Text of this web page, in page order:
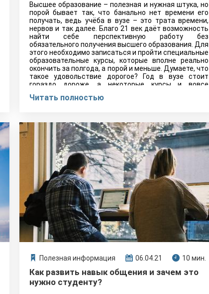
Высшее образование – полезная и нужная штука, но
порой бывает так, что банально нет времени его
получать, ведь учёба в вузе – это трата времени,
нервов и так далее. Благо 21 век даёт возможность
найти себе перспективную работу без
обязательного получения высшего образования. Для
этого необходимо записаться и пройти специальные
образовательные курсы, которые вполне реально
окончить за полгода, а порой и меньше. Думаете, что
такое удовольствие дорогое? Год в вузе стоит
гораздо дороже, а некоторые курсы и вовсе
Читать полностью
Полезная информация 06.04.21 10 мин.
Как развить навык общения и зачем это
нужно студенту?